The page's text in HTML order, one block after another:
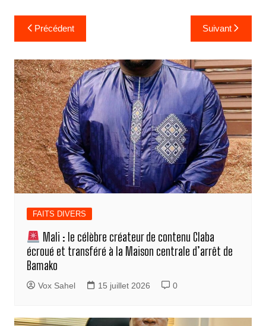
Navigation
de
l’article
Précédent Suivant
FAITS DIVERS
Mali : le célèbre créateur de contenu Claba
écroué et transféré à la Maison centrale d’arrêt de
Bamako
Vox Sahel 15 juillet 2026 0